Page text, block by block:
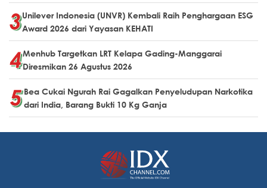
Unilever Indonesia (UNVR) Kembali Raih Penghargaan ESG
Award 2026 dari Yayasan KEHATI
Menhub Targetkan LRT Kelapa Gading-Manggarai
Diresmikan 26 Agustus 2026
Bea Cukai Ngurah Rai Gagalkan Penyeludupan Narkotika
dari India, Barang Bukti 10 Kg Ganja